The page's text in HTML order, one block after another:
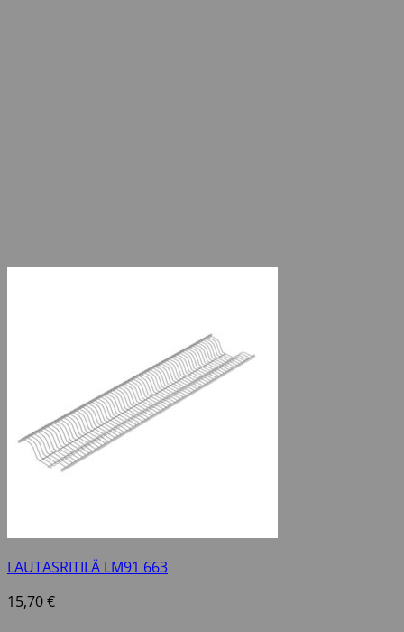
LAUTASRITILÄ LM91 663
15,70€